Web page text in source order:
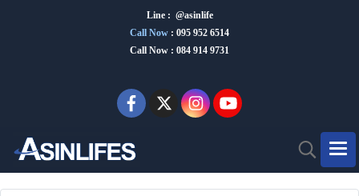
Line : @asinlife
Call Now : 095 952 6514
Call Now : 084 914 9731